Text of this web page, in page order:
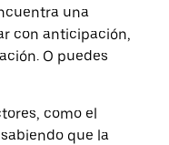
una
con anticipación,
O puedes
como el
que la